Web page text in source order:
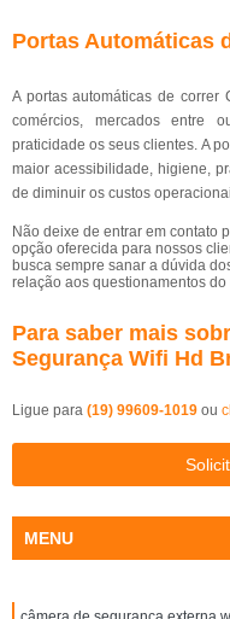
Portas Automáticas
A portas automáticas de correr
comércios, mercados entre
praticidade os seus clientes. A
maior acessibilidade, higiene,
de diminuir os custos
Não deixe de entrar em contato
opção oferecida para nossos
busca sempre sanar a dúvida
relação aos questionamentos do
Para saber mais
Segurança Wifi Hd
Ligue para (19) 99609-1019 ou
MENU